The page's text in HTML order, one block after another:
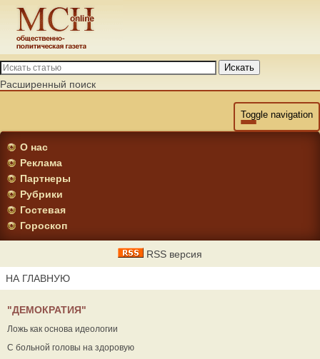
Искать
Расширенный поиск
Toggle navigation
О нас
Реклама
Партнеры
Рубрики
Гостевая
Гороскоп
RSS версия
НА ГЛАВНУЮ
"ДЕМОКРАТИЯ"
Ложь как основа идеологии
С больной головы на здоровую